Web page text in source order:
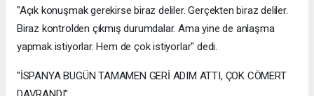
"Açık konuşmak gerekirse biraz deliler. Gerçekten biraz deliler.
Biraz kontrolden çıkmış durumdalar. Ama yine de anlaşma
yapmak istiyorlar. Hem de çok istiyorlar" dedi.
"İSPANYA BUGÜN TAMAMEN GERİ ADIM ATTI, ÇOK CÖMERT